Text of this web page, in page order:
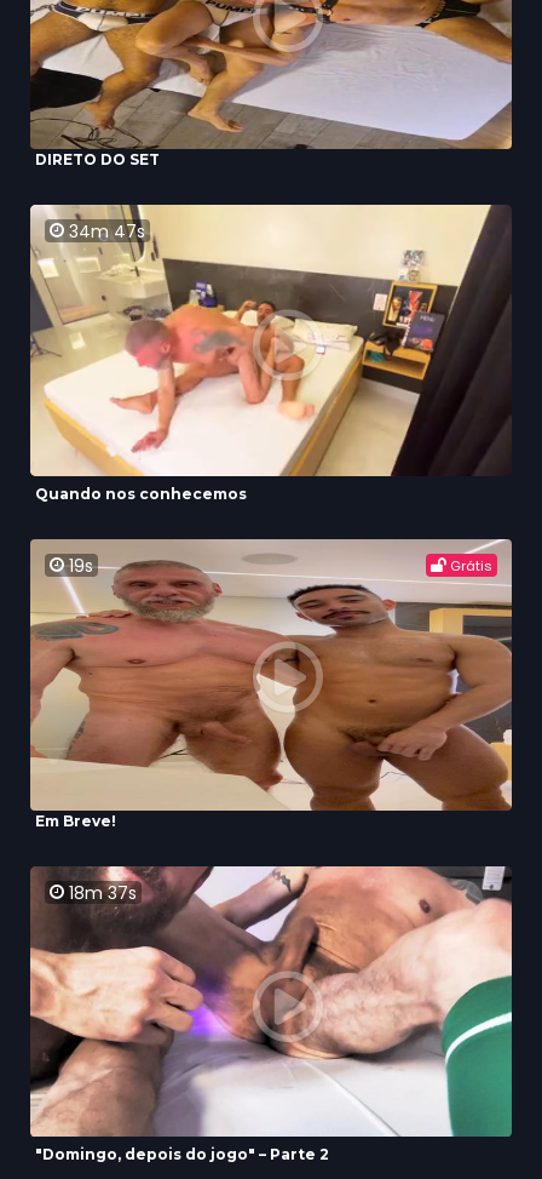
DIRETO DO SET
34m 47s
Quando nos conhecemos
19s Grátis
Em Breve!
18m 37s
"Domingo, depois do jogo" – Parte 2